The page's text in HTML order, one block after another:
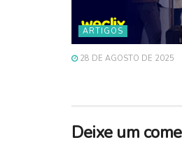
ARTIGOS
28 DE AGOSTO DE 2025
Deixe um